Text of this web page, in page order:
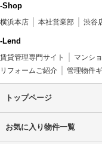
-Shop
横浜本店 本社営業部 渋谷
-Lend
賃貸管理専門サイト マンシ
リフォームご紹介
管理物件
トップページ
お気に入り物件一覧